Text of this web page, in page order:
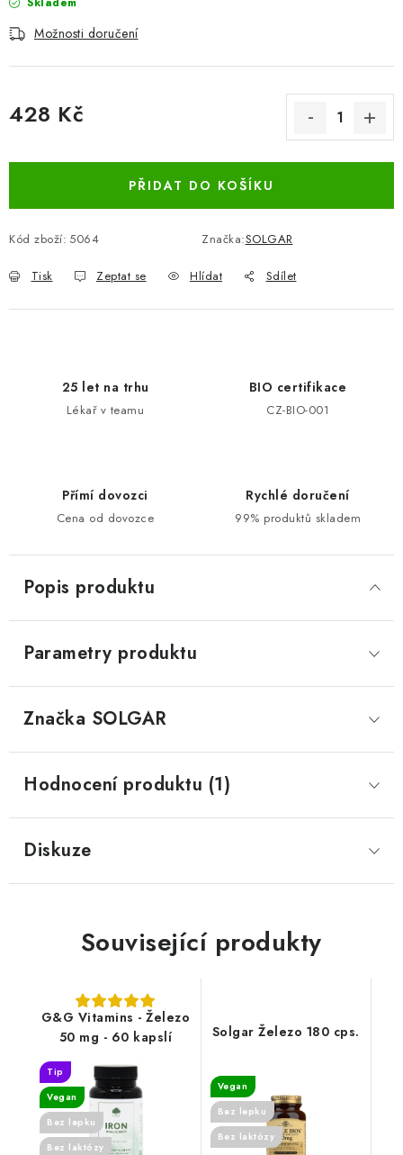
Možnosti doručení
428 Kč
PŘIDAT DO KOŠÍKU
Kód zboží: 5064 Značka:SOLGAR
Tisk Zeptat se Hlídat Sdílet
25 let na trhu
Lékař v teamu
BIO certifikace
CZ-BIO-001
Přímí dovozci
Cena od dovozce
Rychlé doručení
99% produktů skladem
Popis produktu
Parametry produktu
Značka SOLGAR
Hodnocení produktu (1)
Diskuze
Související produkty
G&G Vitamins - Železo
50 mg - 60 kapslí
Tip
Vegan
Bez lepku
Bez laktózy
Solgar Železo 180 cps.
Vegan
Bez lepku
Bez laktózy